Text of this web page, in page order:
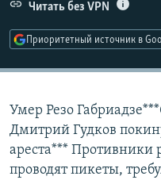
Читать без VPN
Приоритетный источник в
Умер Резо
Дмитрий Гудков
ареста***
проводят пикеты,